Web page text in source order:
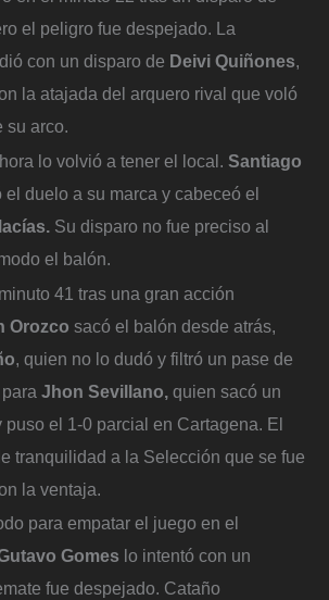
el peligro fue despejado. La
con un disparo de Deivi Quiñones,
la atajada del arquero rival que voló
su arco.
lo volvió a tener el local. Santiago
el duelo a su marca y cabeceó el
Su disparo no fue preciso al
el balón.
41 tras una gran acción
Orozco sacó el balón desde atrás,
, quien no lo dudó y filtró un pase de
Jhon Sevillano, quien sacó un
puso el 1-0 parcial en Cartagena. El
tranquilidad a la Selección que se fue
la ventaja.
para empatar el juego en el
Gomes lo intentó con un
fue despejado. Cataño